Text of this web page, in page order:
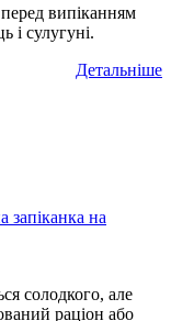
випіканням
і сулугуні.
Детальніше
на
солодкого, але
раціон або